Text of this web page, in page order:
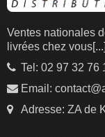
Ventes nationales
livrées chez vous[...]
Tel: 02 97 32 76
Email:
Adresse: ZA de